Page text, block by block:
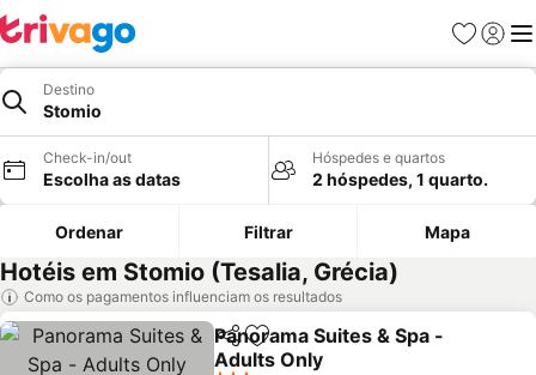
Favoritos
Iniciar
Destino
Stomio
Check-in/out
Escolha as datas
Hóspedes e quartos
2 hóspedes, 1 quarto.
Ordenar Filtrar Mapa
Hotéis em Stomio (Tesalia, Grécia)
Como os pagamentos influenciam os resultados
PartilharAdicionar aos favoritos
Panorama Suites & Spa -
Adults Only